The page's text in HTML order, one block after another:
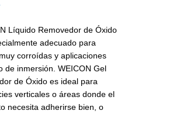
Líquido Removedor de Óxido
adecuado para
corroídas y aplicaciones
de inmersión. WEICON Gel
de Óxido es ideal para
verticales o áreas donde el
necesita adherirse bien, o